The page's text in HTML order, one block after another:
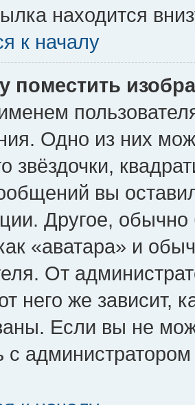
находится
к началу
поместить
Одно из них
звёздочки,
вы
Другое,
«аватара» и
От
него же зависит,
Если вы не
с